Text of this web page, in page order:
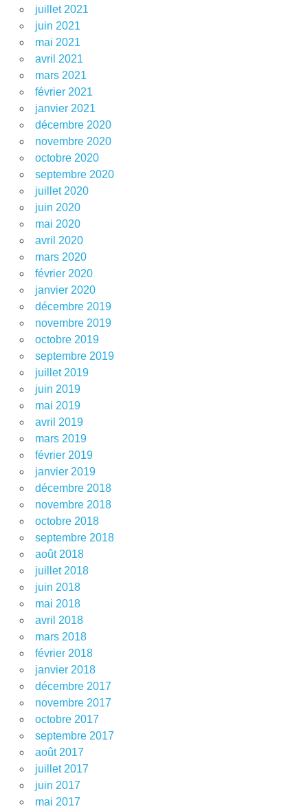
juillet 2021
juin 2021
mai 2021
avril 2021
mars 2021
février 2021
janvier 2021
décembre 2020
novembre 2020
octobre 2020
septembre 2020
juillet 2020
juin 2020
mai 2020
avril 2020
mars 2020
février 2020
janvier 2020
décembre 2019
novembre 2019
octobre 2019
septembre 2019
juillet 2019
juin 2019
mai 2019
avril 2019
mars 2019
février 2019
janvier 2019
décembre 2018
novembre 2018
octobre 2018
septembre 2018
août 2018
juillet 2018
juin 2018
mai 2018
avril 2018
mars 2018
février 2018
janvier 2018
décembre 2017
novembre 2017
octobre 2017
septembre 2017
août 2017
juillet 2017
juin 2017
mai 2017